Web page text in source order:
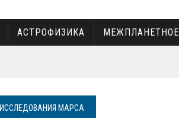
АСТРОФИЗИКА МЕЖПЛАНЕТНОЕ
ИССЛЕДОВАНИЯ МАРСА